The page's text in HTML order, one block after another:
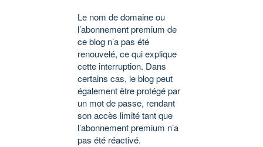
Le nom de domaine ou
l’abonnement premium de
ce blog n’a pas été
renouvelé, ce qui explique
cette interruption. Dans
certains cas, le blog peut
également être protégé par
un mot de passe, rendant
son accès limité tant que
l’abonnement premium n’a
pas été réactivé.